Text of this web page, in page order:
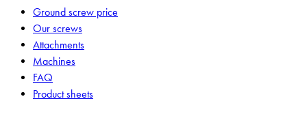
Ground screw price
Our screws
Attachments
Machines
FAQ
Product sheets